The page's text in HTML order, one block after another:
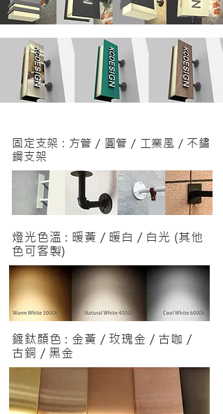
固定支架 : 方管 / 圓管 / 工業風 / 不鏽
鋼支架
燈光色溫 : 暖黃 / 暖白 / 白光 (其他
色可客製)
鍍鈦顏色 : 金黃 / 玫瑰金 / 古咖 /
古銅 / 黑金